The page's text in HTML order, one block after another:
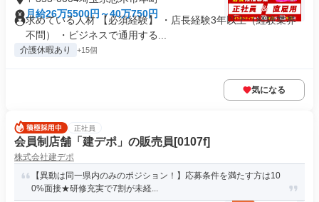
月給26万5500円～40万750円
求めている人材 【必須経験】 ・店長経験3年以上（経験業界
不問） ・ビジネスで通用する...
介護休暇あり +15個
気になる
正社員
会員制店舗「建デポ」の販売員[0107f]
株式会社建デポ
【異動は同一県内のみのポジション！】応募条件を満たす方は10
0%面接★研修充実で7割が未経...